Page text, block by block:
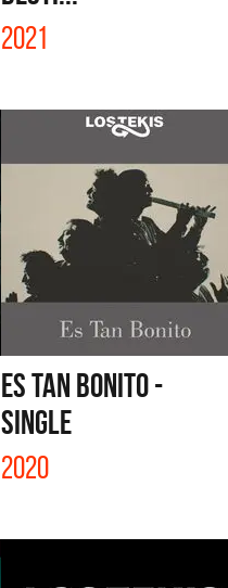
2021
ES TAN BONITO -
SINGLE
2020